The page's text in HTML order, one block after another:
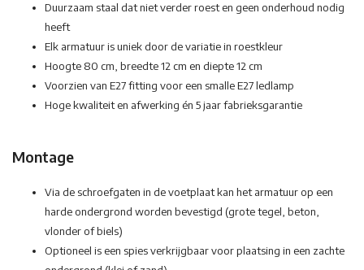
Duurzaam staal dat niet verder roest en geen onderhoud nodig
heeft
Elk armatuur is uniek door de variatie in roestkleur
Hoogte 80 cm, breedte 12 cm en diepte 12 cm
Voorzien van E27 fitting voor een smalle E27 ledlamp
Hoge kwaliteit en afwerking én 5 jaar fabrieksgarantie
Montage
Via de schroefgaten in de voetplaat kan het armatuur op een
harde ondergrond worden bevestigd (grote tegel, beton,
vlonder of biels)
Optioneel is een spies verkrijgbaar voor plaatsing in een zachte